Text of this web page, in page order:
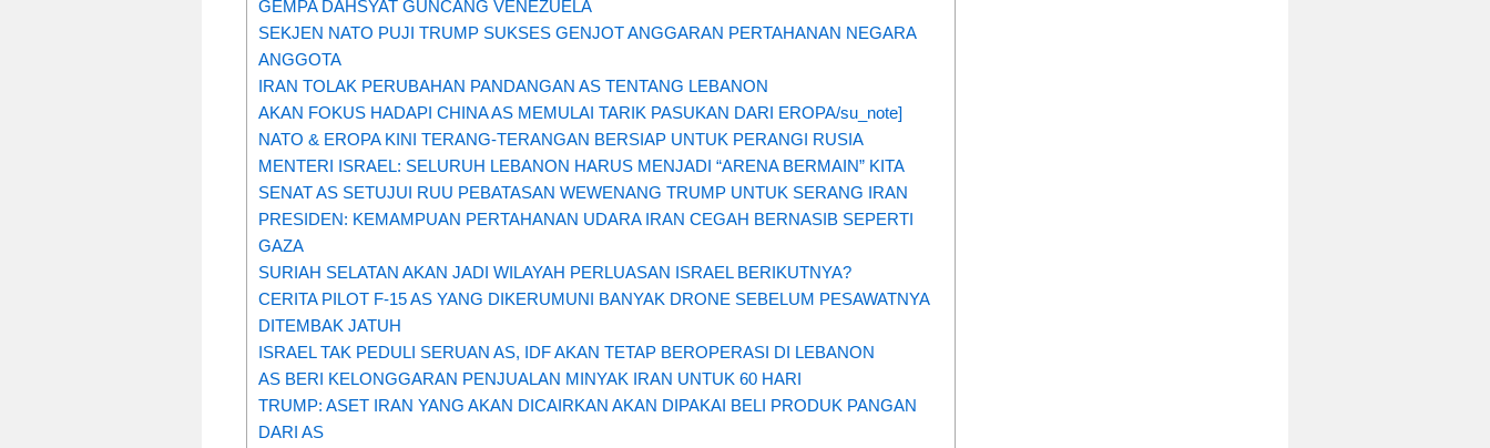
GEMPA DAHSYAT GUNCANG VENEZUELA
SEKJEN NATO PUJI TRUMP SUKSES GENJOT ANGGARAN PERTAHANAN NEGARA
ANGGOTA
IRAN TOLAK PERUBAHAN PANDANGAN AS TENTANG LEBANON
AKAN FOKUS HADAPI CHINA AS MEMULAI TARIK PASUKAN DARI EROPA/su_note]
NATO & EROPA KINI TERANG-TERANGAN BERSIAP UNTUK PERANGI RUSIA
MENTERI ISRAEL: SELURUH LEBANON HARUS MENJADI “ARENA BERMAIN” KITA
SENAT AS SETUJUI RUU PEBATASAN WEWENANG TRUMP UNTUK SERANG IRAN
PRESIDEN: KEMAMPUAN PERTAHANAN UDARA IRAN CEGAH BERNASIB SEPERTI
GAZA
SURIAH SELATAN AKAN JADI WILAYAH PERLUASAN ISRAEL BERIKUTNYA?
CERITA PILOT F-15 AS YANG DIKERUMUNI BANYAK DRONE SEBELUM PESAWATNYA
DITEMBAK JATUH
ISRAEL TAK PEDULI SERUAN AS, IDF AKAN TETAP BEROPERASI DI LEBANON
AS BERI KELONGGARAN PENJUALAN MINYAK IRAN UNTUK 60 HARI
TRUMP: ASET IRAN YANG AKAN DICAIRKAN AKAN DIPAKAI BELI PRODUK PANGAN
DARI AS